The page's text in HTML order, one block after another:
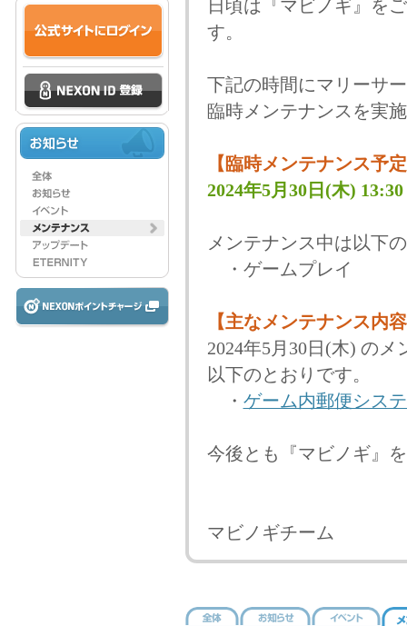
日頃は『マビノギ』を
す。
下記の時間にマリーサ
臨時メンテナンスを実
【臨時メンテナンス予
2024年5月30日(木)
メンテナンス中は以下
・ゲームプレイ
【主なメンテナンス内
2024年5月30日(木) の
以下のとおりです。
・ ゲーム内郵便シス
今後とも『マビノギ』
マビノギチーム